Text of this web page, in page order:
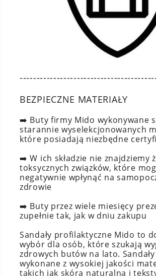
BEZPIECZNE MATERIAŁY
➡️ Buty firmy Mido wykonywane
starannie wyselekcjonowanych
które posiadają niezbędne
➡️ W ich składzie nie znajdziemy
toksycznych związków, które
negatywnie wpłynąć na
zdrowie
➡️ Buty przez wiele miesięcy
zupełnie tak, jak w dniu zakupu
Sandały profilaktyczne Mido to
wybór dla osób, które szukają
zdrowych butów na lato.
wykonane z wysokiej jakości
takich jak skóra naturalna i